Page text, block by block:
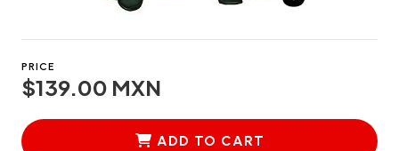
PRICE
$139.00 MXN
ADD TO CART